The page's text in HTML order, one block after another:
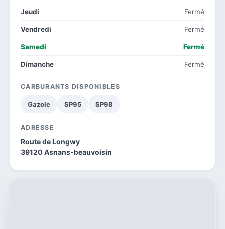
Jeudi Fermé
Vendredi Fermé
Samedi Fermé
Dimanche Fermé
CARBURANTS DISPONIBLES
Gazole SP95 SP98
ADRESSE
Route de Longwy
39120 Asnans-beauvoisin